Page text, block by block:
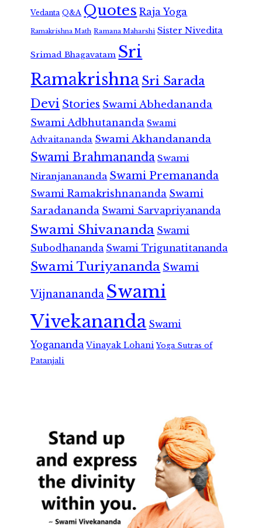
Vedanta Q&A Quotes Raja Yoga
Ramakrishna Math Ramana Maharshi Sister Nivedita
Srimad Bhagavatam Sri
RamakrishnaSri Sarada
Devi Stories Swami Abhedananda
Swami Adbhutananda Swami
Advaitananda Swami Akhandananda
Swami Brahmananda Swami
Niranjanananda Swami Premananda
Swami Ramakrishnananda Swami
Saradananda Swami Sarvapriyananda
Swami Shivananda Swami
Subodhananda Swami Trigunatitananda
Swami Turiyananda Swami
Vijnanananda Swami
Vivekananda Swami
Yogananda Vinayak Lohani Yoga Sutras of
Patanjali